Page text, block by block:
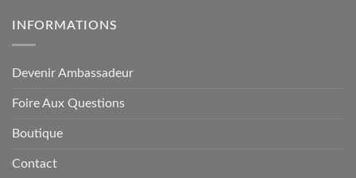
INFORMATIONS
Devenir Ambassadeur
Foire Aux Questions
Boutique
Contact